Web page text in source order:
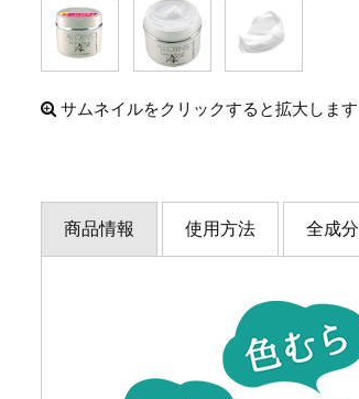
サムネイルをクリックすると拡大します
商品情報 使用方法 全成分